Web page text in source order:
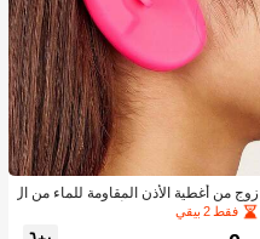
زوج من أغطية الأذن المقاومة للماء من ال
سيليكون لصبغ الشعر، أداة تصفيف الشع
فقط 2 بيقي